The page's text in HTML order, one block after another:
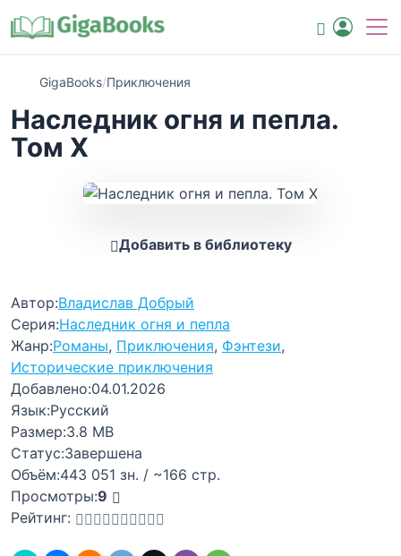
GigaBooks/Приключения
Наследник огня и пепла.
Том Х
Добавить в библиотеку
Автор:Владислав Добрый
Серия:Наследник огня и пепла
Жанр:Романы, Приключения, Фэнтези,
Исторические приключения
Добавлено:04.01.2026
Язык:Русский
Размер:3.8 MB
Статус:Завершена
Объём:443 051 зн. / ~166 стр.
Просмотры:9
Рейтинг: